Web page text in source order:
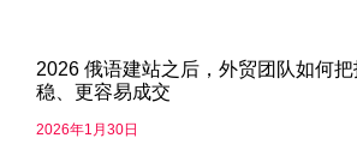
2026 俄语建站之后，外贸团队如何
稳、更容易成交
2026年1月30日